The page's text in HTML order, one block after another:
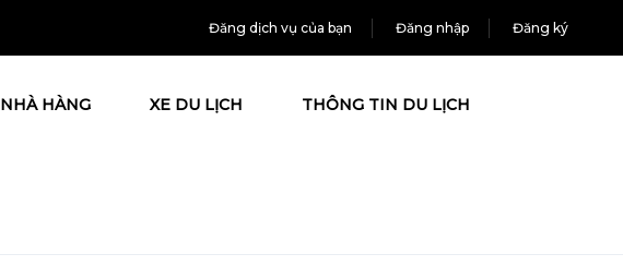
Đăng dịch vụ của bạn Đăng nhập Đăng ký
NHÀ HÀNG XE DU LỊCH THÔNG TIN DU LỊCH